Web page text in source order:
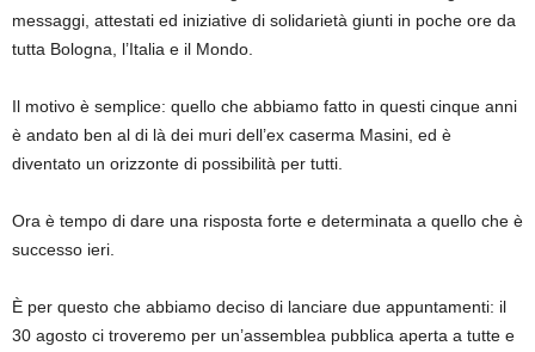
messaggi, attestati ed iniziative di solidarietà giunti in poche ore da
tutta Bologna, l’Italia e il Mondo.
Il motivo è semplice: quello che abbiamo fatto in questi cinque anni
è andato ben al di là dei muri dell’ex caserma Masini, ed è
diventato un orizzonte di possibilità per tutti.
Ora è tempo di dare una risposta forte e determinata a quello che è
successo ieri.
È per questo che abbiamo deciso di lanciare due appuntamenti: il
30 agosto ci troveremo per un’assemblea pubblica aperta a tutte e